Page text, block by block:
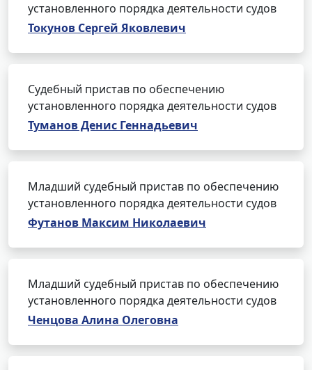
установленного порядка деятельности судов
Токунов Сергей Яковлевич
Судебный пристав по обеспечению
установленного порядка деятельности судов
Туманов Денис Геннадьевич
Младший судебный пристав по обеспечению
установленного порядка деятельности судов
Футанов Максим Николаевич
Младший судебный пристав по обеспечению
установленного порядка деятельности судов
Ченцова Алина Олеговна